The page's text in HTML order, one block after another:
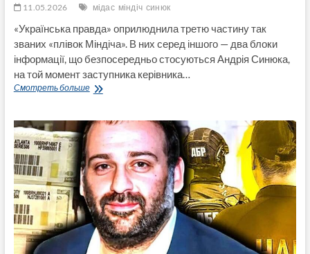
11.05.2026 мідас міндіч синюк
«Українська правда» оприлюднила третю частину так
званих «плівок Міндіча». В них серед іншого — два блоки
інформації, що безпосередньо стосуються Андрія Синюка,
на той момент заступника керівника…
Смотреть большеЧи
керівника
САП
Синюк
до
витоку
інформації
операції
«Мідас»